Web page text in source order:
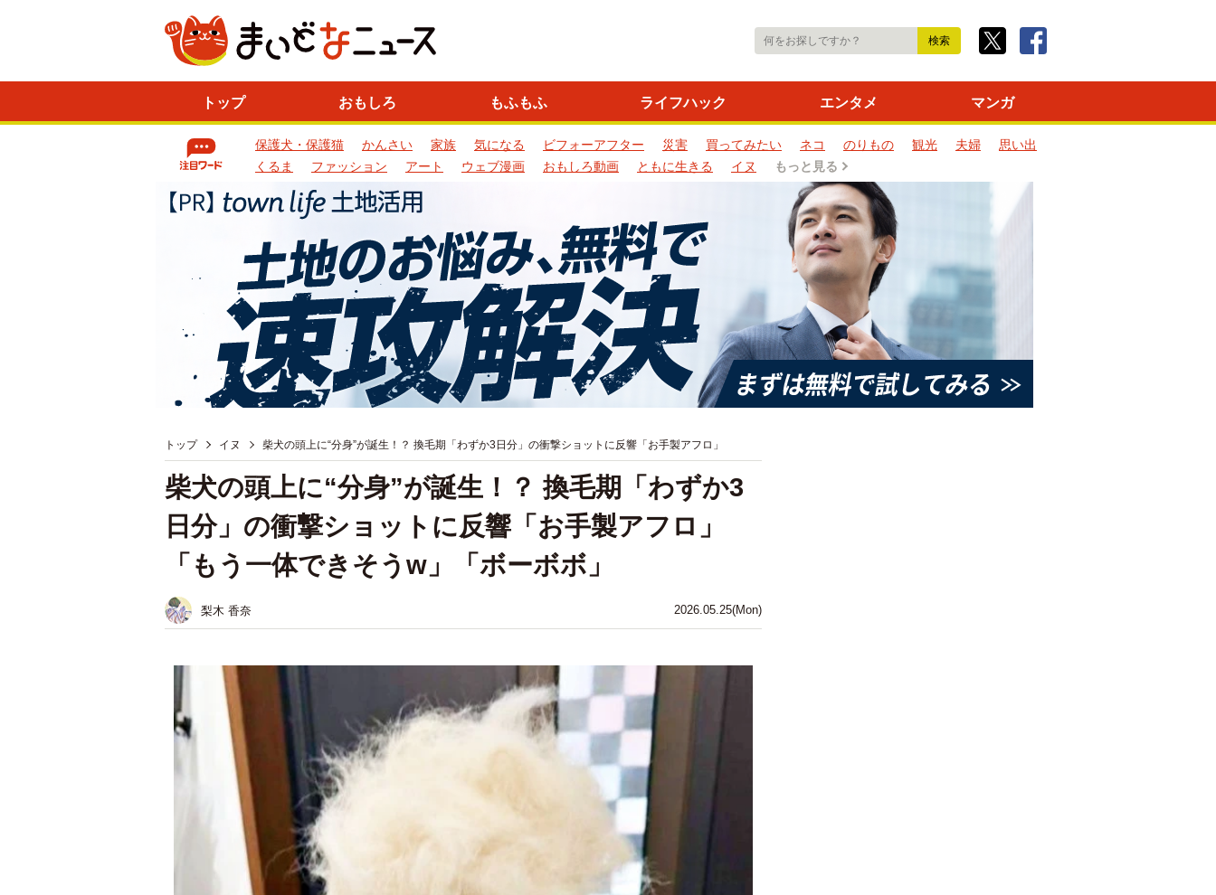
トップ おもしろ もふもふ ライフハック エンタメ マンガ
保護犬・保護猫 かんさい 家族 気になる ビフォーアフター 災害 買ってみたい ネコ のりもの 観光 夫婦
思い出
くるま
ファッション アート ウェブ漫画 おもしろ動画 ともに生きる イヌ もっと見る
トップ イヌ 柴犬の頭上に“分身”が誕生！？ 換毛期「わずか3日分」の衝撃ショットに反響「お手製アフロ」
2026.05.25(Mon)
柴犬の頭上に“分身”が誕生！？ 換毛期「わずか3
日分」の衝撃ショットに反響「お手製アフロ」
「もう一体できそうw」「ボーボボ」
梨木 香奈